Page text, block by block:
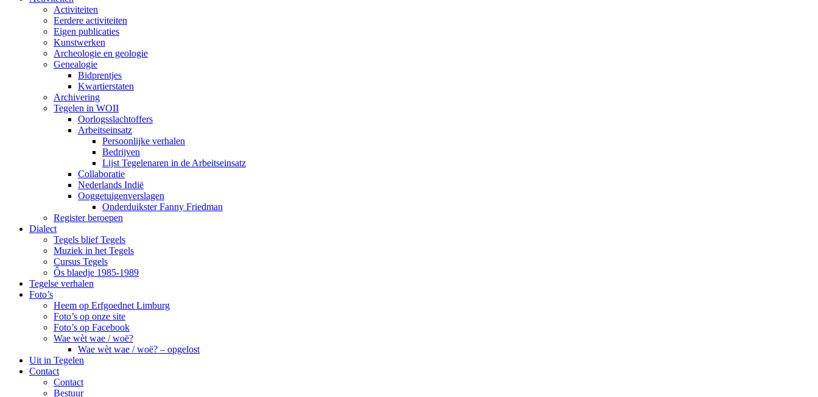
Activiteiten
Eerdere activiteiten
Eigen publicaties
Kunstwerken
Archeologie en geologie
Genealogie
Bidprentjes
Kwartierstaten
Archivering
Tegelen in WOII
Oorlogsslachtoffers
Arbeitseinsatz
Persoonlijke verhalen
Bedrijven
Lijst Tegelenaren in de Arbeitseinsatz
Collaboratie
Nederlands Indië
Ooggetuigenverslagen
Onderduikster Fanny Friedman
Register beroepen
Dialect
Tegels blief Tegels
Muziek in het Tegels
Cursus Tegels
Ôs blaedje 1985-1989
Tegelse verhalen
Foto’s
Heem op Erfgoednet Limburg
Foto’s op onze site
Foto’s op Facebook
Wae wèt wae / woë?
Wae wèt wae / woë? – opgelost
Uit in Tegelen
Contact
Contact
Bestuur